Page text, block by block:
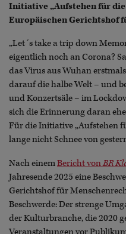
Initiative „Aufstehen für
Europäischen Gerichtshof
„Let´s take a trip down
eigentlich noch an Corona?
das Virus aus Wuhan
darauf die halbe Welt – und
und Konzertsäle – im
sich die Erinnerung daran
Für die Initiative „Aufstehen
lange nicht Schnee von
Nach einemBericht vonBR
Jahresende 2025 eine
Gerichtshof für
Beschwerde: Der strenge
der Kulturbranche, die 2020
Veranstaltungen vor